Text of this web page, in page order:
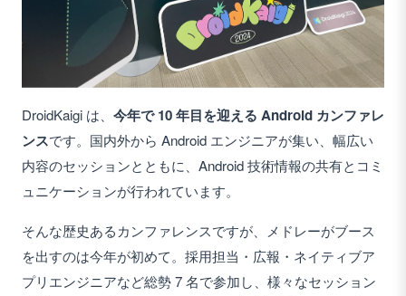
DroidKaigi は、 今年で 10 年目を迎える Android カンファレ
ンスです。国内外から Android エンジニアが集い、幅広い
内容のセッションとともに、Android 技術情報の共有とコミ
ュニケーションが行われています。
そんな歴史あるカンファレンスですが、メドレーがブース
を出すのは今年が初めて。採用担当・広報・ネイティブア
プリエンジニアなど総勢 7 名で参加し、様々なセッション